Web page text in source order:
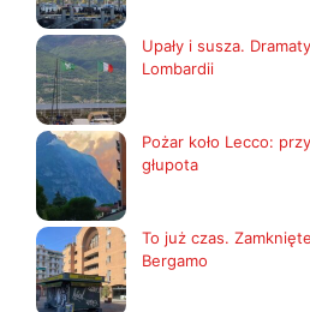
Upały i susza.
Lombardii
Pożar koło Lecco:
głupota
To już czas.
Bergamo